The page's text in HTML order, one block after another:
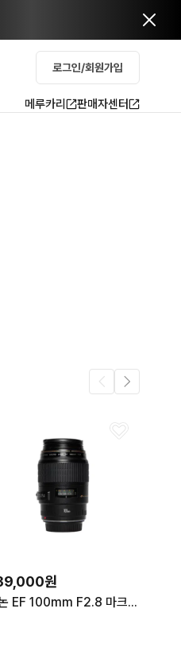
로그인/회원가입
메루카리 판매자센터
원
캐논 EF 100mm F2.8 마크로렌즈 USM (0316)